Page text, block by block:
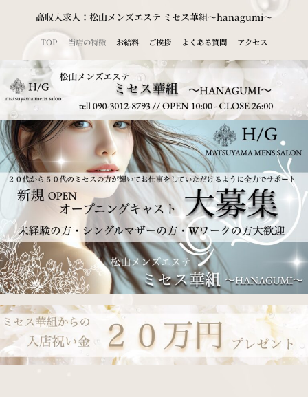
ッ
プ
高収入求人：松山メンズエステ ミセス華組～hanagumi～
TOP 当店の特徴 お給料 ご挨拶 よくある質問 アクセス